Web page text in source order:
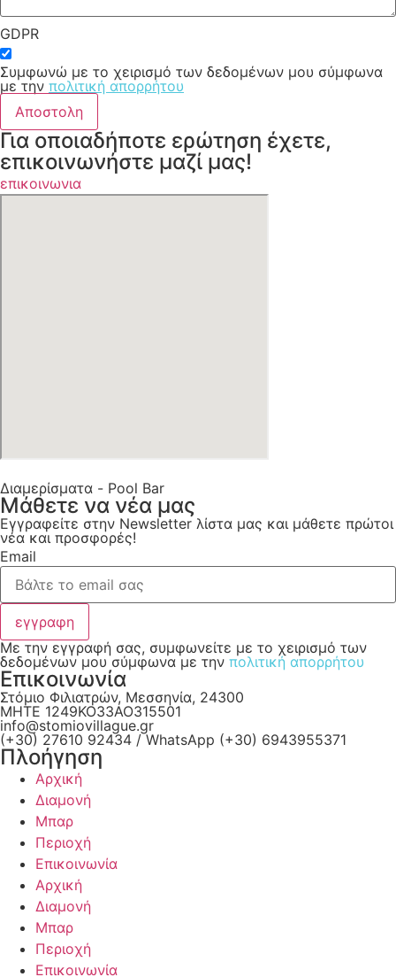
GDPR
Συμφωνώ με το χειρισμό των δεδομένων μου σύμφωνα
με την πολιτική απορρήτου
Αποστολη
Για οποιαδήποτε ερώτηση έχετε,
επικοινωνήστε μαζί μας!
επικοινωνια
Διαμερίσματα - Pool Bar
Μάθετε να νέα μας
Εγγραφείτε στην Newsletter λίστα μας και μάθετε πρώτοι
νέα και προσφορές!
Email
εγγραφη
Με την εγγραφή σας, συμφωνείτε με το χειρισμό των
δεδομένων μου σύμφωνα με την πολιτική απορρήτου
Επικοινωνία
Στόμιο Φιλιατρών, Μεσσηνία, 24300
MHTE 1249KO33AO315501
info@stomiovillague.gr
(+30) 27610 92434 / WhatsApp (+30) 6943955371
Πλοήγηση
Αρχική
Διαμονή
Μπαρ
Περιοχή
Επικοινωνία
Αρχική
Διαμονή
Μπαρ
Περιοχή
Επικοινωνία